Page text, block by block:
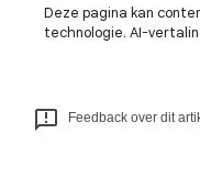
Deze pagina kan
technologie. AI-
Feedback over dit